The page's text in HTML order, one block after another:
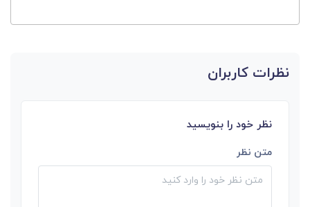
نظرات کاربران
نظر خود را بنویسید
متن نظر